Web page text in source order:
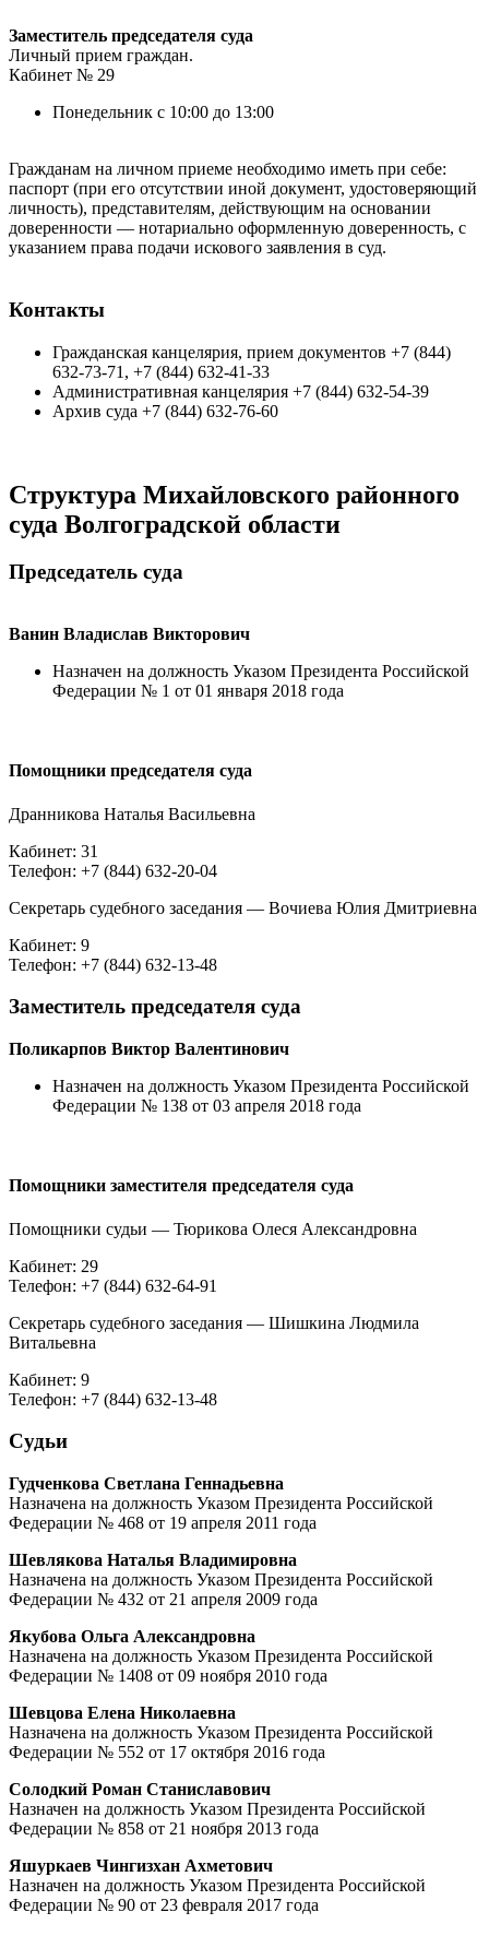
Заместитель председателя суда
Личный прием граждан.
Кабинет № 29
Понедельник с 10:00 до 13:00
Гражданам на личном приеме необходимо иметь при себе:
паспорт (при его отсутствии иной документ, удостоверяющий
личность), представителям, действующим на основании
доверенности — нотариально оформленную доверенность, с
указанием права подачи искового заявления в суд.
Контакты
Гражданская канцелярия, прием документов +7 (844)
632-73-71, +7 (844) 632-41-33
Административная канцелярия +7 (844) 632-54-39
Архив суда +7 (844) 632-76-60
Структура Михайловского районного
суда Волгоградской области
Председатель суда
Ванин Владислав Викторович
Назначен на должность Указом Президента Российской
Федерации № 1 от 01 января 2018 года
Помощники председателя суда
Дранникова Наталья Васильевна
Кабинет: 31
Телефон: +7 (844) 632-20-04
Секретарь судебного заседания — Вочиева Юлия Дмитриевна
Кабинет: 9
Телефон: +7 (844) 632-13-48
Заместитель председателя суда
Поликарпов Виктор Валентинович
Назначен на должность Указом Президента Российской
Федерации № 138 от 03 апреля 2018 года
Помощники заместителя председателя суда
Помощники судьи — Тюрикова Олеся Александровна
Кабинет: 29
Телефон: +7 (844) 632-64-91
Секретарь судебного заседания — Шишкина Людмила
Витальевна
Кабинет: 9
Телефон: +7 (844) 632-13-48
Судьи
Гудченкова Светлана Геннадьевна
Назначена на должность Указом Президента Российской
Федерации № 468 от 19 апреля 2011 года
Шевлякова Наталья Владимировна
Назначена на должность Указом Президента Российской
Федерации № 432 от 21 апреля 2009 года
Якубова Ольга Александровна
Назначена на должность Указом Президента Российской
Федерации № 1408 от 09 ноября 2010 года
Шевцова Елена Николаевна
Назначена на должность Указом Президента Российской
Федерации № 552 от 17 октября 2016 года
Солодкий Роман Станиславович
Назначен на должность Указом Президента Российской
Федерации № 858 от 21 ноября 2013 года
Яшуркаев Чингизхан Ахметович
Назначен на должность Указом Президента Российской
Федерации № 90 от 23 февраля 2017 года